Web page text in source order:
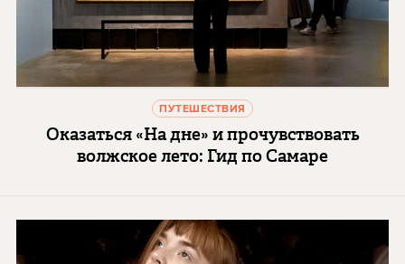
ПУТЕШЕСТВИЯ
Оказаться «На дне» и прочувствовать
волжское лето: Гид по Самаре